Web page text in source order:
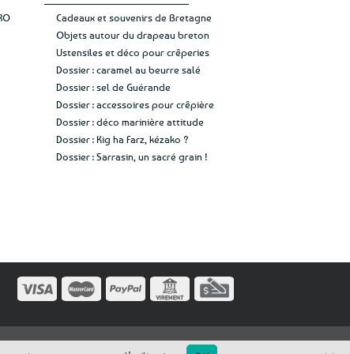
Cadeaux et souvenirs de Bretagne
Objets autour du drapeau breton
Ustensiles et déco pour crêperies
Dossier : caramel au beurre salé
Dossier : sel de Guérande
Dossier : accessoires pour crêpière
Dossier : déco marinière attitude
Dossier : Kig ha Farz, kézako ?
Dossier : Sarrasin, un sacré grain !